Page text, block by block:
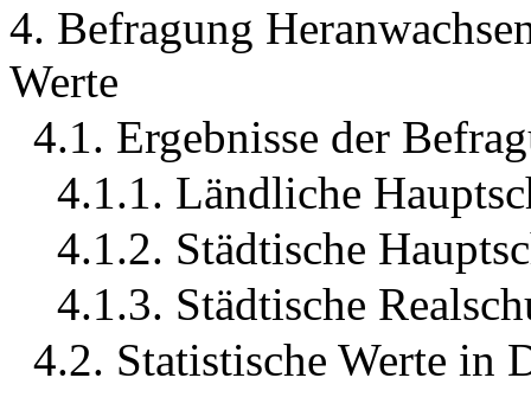
4. Befragung
Werte
4.1. Ergebnisse der
4.1.1. Ländliche
4.1.2. Städtische
4.1.3. Städtische
4.2. Statistische Werte in